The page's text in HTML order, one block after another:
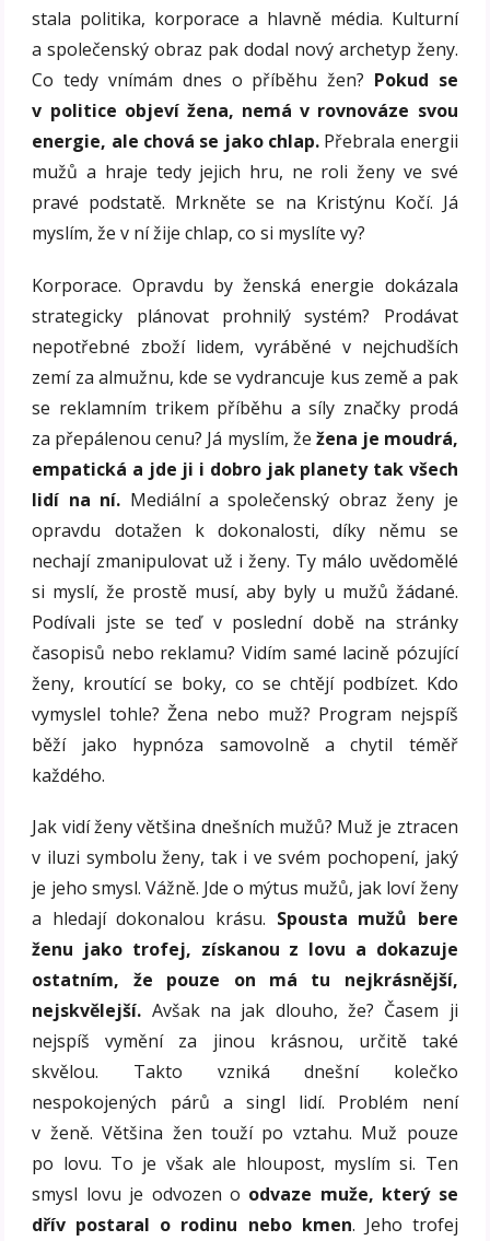
stala politika, korporace a hlavně média. Kulturní
a společenský obraz pak dodal nový archetyp ženy.
Co tedy vnímám dnes o příběhu žen? Pokud se
v politice objeví žena, nemá v rovnováze svou
energie, ale chová se jako chlap.Přebrala energii
mužů a hraje tedy jejich hru, ne roli ženy ve své
pravé podstatě. Mrkněte se na Kristýnu Kočí. Já
myslím, že v ní žije chlap, co si myslíte vy?
Korporace. Opravdu by ženská energie dokázala
strategicky plánovat prohnilý systém? Prodávat
nepotřebné zboží lidem, vyráběné v nejchudších
zemí za almužnu, kde se vydrancuje kus země a pak
se reklamním trikem příběhu a síly značky prodá
za přepálenou cenu? Já myslím, že žena je moudrá,
empatická a jde ji i dobro jak planety tak všech
lidí na ní. Mediální a společenský obraz ženy je
opravdu dotažen k dokonalosti, díky němu se
nechají zmanipulovat už i ženy. Ty málo uvědomělé
si myslí, že prostě musí, aby byly u mužů žádané.
Podívali jste se teď v poslední době na stránky
časopisů nebo reklamu? Vidím samé lacině pózující
ženy, kroutící se boky, co se chtějí podbízet. Kdo
vymyslel tohle? Žena nebo muž? Program nejspíš
běží jako hypnóza samovolně a chytil téměř
každého.
Jak vidí ženy většina dnešních mužů? Muž je ztracen
v iluzi symbolu ženy, tak i ve svém pochopení, jaký
je jeho smysl. Vážně. Jde o mýtus mužů, jak loví ženy
a hledají dokonalou krásu. Spousta mužů bere
ženu jako trofej, získanou z lovu a dokazuje
ostatním, že pouze on má tu nejkrásnější,
nejskvělejší. Avšak na jak dlouho, že? Časem ji
nejspíš vymění za jinou krásnou, určitě také
skvělou. Takto vzniká dnešní kolečko
nespokojených párů a singl lidí. Problém není
v ženě. Většina žen touží po vztahu. Muž pouze
po lovu. To je však ale hloupost, myslím si. Ten
smysl lovu je odvozen o odvaze muže, který se
dřív postaral o rodinu nebo kmen. Jeho trofej